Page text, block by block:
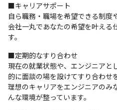
■キャリアサポート
自ら職務・職場を希望できる制度
会社一丸であなたの希望を叶える
す。
■定期的なすり合わせ
現在の就業状態や、エンジニアと
的に面談の場を設けてすり合わせ
理想のキャリアをエンジニアのみ
んな環境が整っています。